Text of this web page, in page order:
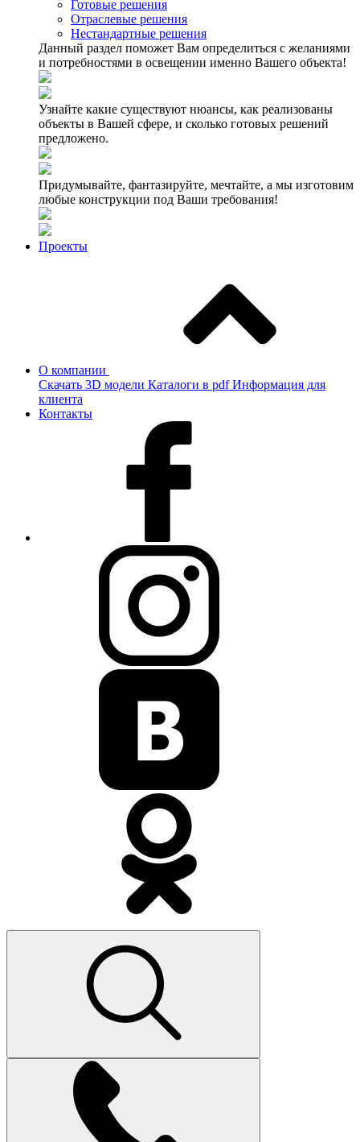
Готовые решения
Отраслевые решения
Нестандартные решения
Данный раздел поможет Вам определиться с желаниями
и потребностями в освещении именно Вашего объекта!
Узнайте какие существуют нюансы, как реализованы
объекты в Вашей сфере, и сколько готовых решений
предложено.
Придумывайте, фантазируйте, мечтайте, а мы изготовим
любые конструкции под Ваши требования!
Проекты
О компании
Скачать 3D модели Каталоги в pdf Информация для
клиента
Контакты